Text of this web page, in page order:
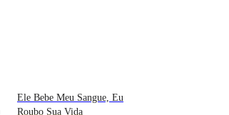
Ele Bebe Meu Sangue, Eu
Roubo Sua Vida